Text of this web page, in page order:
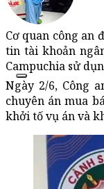
Cơ quan công an
tin tài khoản
Campuchia sử
Ngày 2/6, Công
chuyên án mua
khởi tố vụ án và